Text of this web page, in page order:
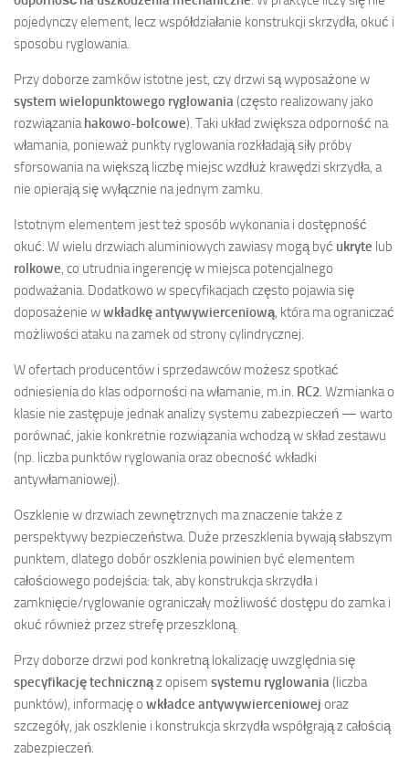
pojedynczy element, lecz współdziałanie konstrukcji skrzydła, okuć i
sposobu ryglowania.
Przy doborze zamków istotne jest, czy drzwi są wyposażone w
system wielopunktowego ryglowania(często realizowany jako
rozwiązaniahakowo-bolcowe). Taki układ zwiększa odporność na
włamania, ponieważ punkty ryglowania rozkładają siły próby
sforsowania na większą liczbę miejsc wzdłuż krawędzi skrzydła, a
nie opierają się wyłącznie na jednym zamku.
Istotnym elementem jest też sposób wykonania i dostępność
okuć. W wielu drzwiach aluminiowych zawiasy mogą być ukryte lub
rolkowe, co utrudnia ingerencję w miejsca potencjalnego
podważania. Dodatkowo w specyfikacjach często pojawia się
doposażenie wwkładkę antywywierceniową, która ma ograniczać
możliwości ataku na zamek od strony cylindrycznej.
W ofertach producentów i sprzedawców możesz spotkać
odniesienia do klas odporności na włamanie, m.in. RC2. Wzmianka o
klasie nie zastępuje jednak analizy systemu zabezpieczeń — warto
porównać, jakie konkretnie rozwiązania wchodzą w skład zestawu
(np. liczba punktów ryglowania oraz obecność wkładki
antywłamaniowej).
Oszklenie w drzwiach zewnętrznych ma znaczenie także z
perspektywy bezpieczeństwa. Duże przeszklenia bywają słabszym
punktem, dlatego dobór oszklenia powinien być elementem
całościowego podejścia: tak, aby konstrukcja skrzydła i
zamknięcie/ryglowanie ograniczały możliwość dostępu do zamka i
okuć również przez strefę przeszkloną.
Przy doborze drzwi pod konkretną lokalizację uwzględnia się
specyfikację technicznąz opisem systemu ryglowania(liczba
punktów), informację o wkładce antywywierceniowej oraz
szczegóły, jak oszklenie i konstrukcja skrzydła współgrają z całością
zabezpieczeń.